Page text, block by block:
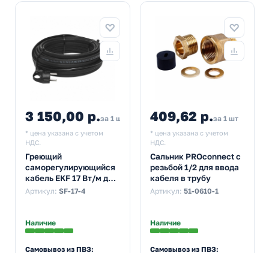
3 150,00 р.за 1 шт 3 750,00
* цена указана с учетом
НДС.
Греющий
саморегулирующийся
кабель EKF 17 Вт/м для
обогрева
Артикул: SF-17-4
Наличие
Самовывоз из ПВЗ:
409,62 р.за 1 шт
* цена указана с учетом
НДС.
Сальник PROconnect с
резьбой 1/2 для ввода
кабеля в трубу
Артикул: 51-0610-1
Наличие
Самовывоз из ПВЗ: